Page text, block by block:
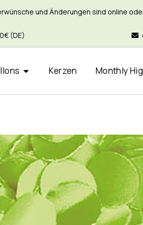
und Änderungen sind online
(DE)
Kerzen Monthly